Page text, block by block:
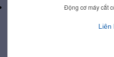
Động cơ máy cắt
Liên